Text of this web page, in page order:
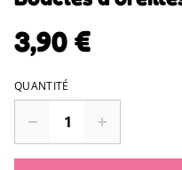
3,90 €
QUANTITÉ